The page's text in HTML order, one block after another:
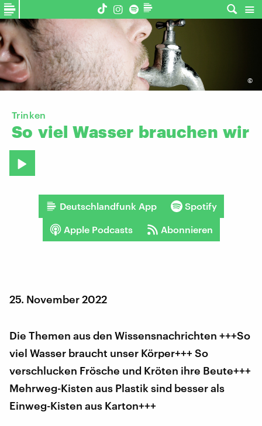
©
Trinken
So viel Wasser brauchen wir
Deutschlandfunk App Spotify
Apple Podcasts Abonnieren
25. November 2022
Die Themen aus den Wissensnachrichten +++So
viel Wasser braucht unser Körper+++ So
verschlucken Frösche und Kröten ihre Beute+++
Mehrweg-Kisten aus Plastik sind besser als
Einweg-Kisten aus Karton+++